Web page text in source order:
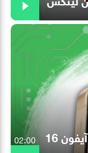
الذكاء الاصطناعي في طليعة مزايا “آيفون 16
02:00